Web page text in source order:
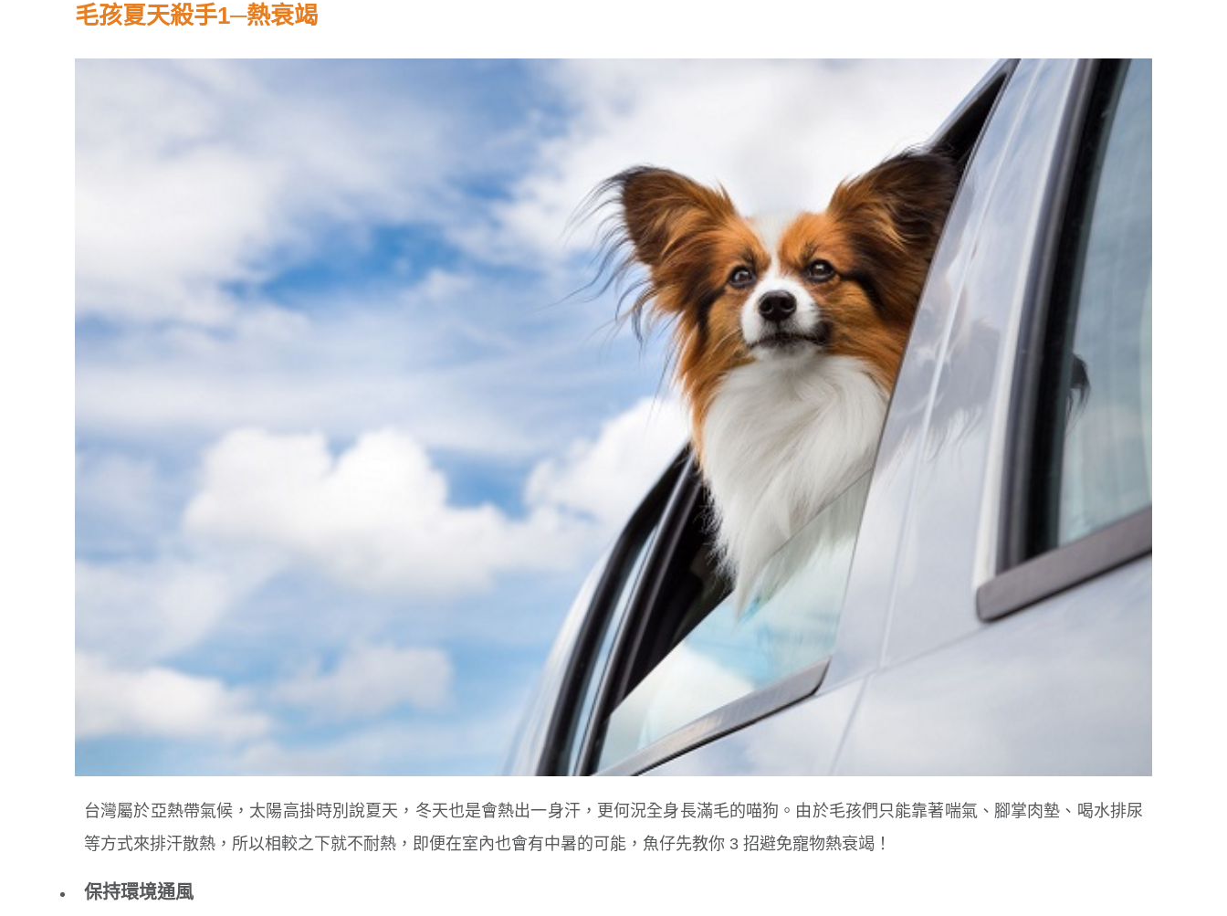
毛孩夏天殺手1─熱衰竭
台灣屬於亞熱帶氣候，太陽高掛時別說夏天，冬天也是會熱出一身汗，更何況全身長滿毛的喵狗。由於毛孩們只能靠著喘氣、腳掌肉墊、喝水排尿
等方式來排汗散熱，所以相較之下就不耐熱，即便在室內也會有中暑的可能，魚仔先教你 3 招避免寵物熱衰竭！
保持環境通風